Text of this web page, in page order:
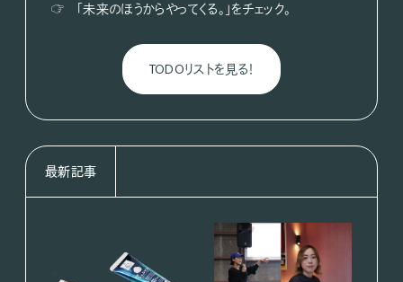
☞
「未来のほうからやってくる。」をチェック。
TODOリストを見る！
最新記事